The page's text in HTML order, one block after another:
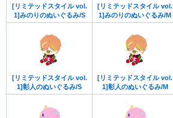
[リミテッドスタイル vol.
1]みのりのぬいぐるみ/S
[リミテッドスタイル vol.
1]みのりのぬいぐるみ/M
[リミテッドスタイル vol.
1]彰人のぬいぐるみ/S
[リミテッドスタイル vol.
1]彰人のぬいぐるみ/M